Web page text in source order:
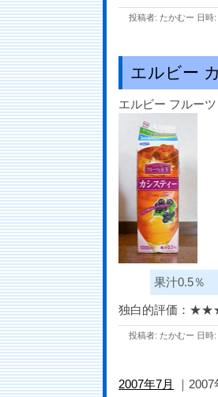
投稿者: たかむー 日時
エルビー
エルビー フルー
果汁0.5％
独白的評価：
投稿者: たかむー 日時
2007年7月 ｜2007